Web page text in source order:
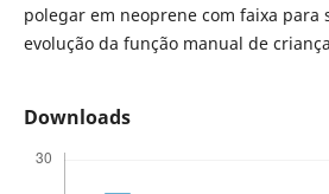
polegar em neoprene com faixa para
evolução da função manual de
Downloads